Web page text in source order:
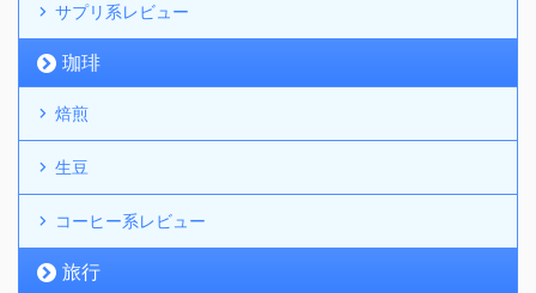
サプリ系レビュー
珈琲
焙煎
生豆
コーヒー系レビュー
旅行